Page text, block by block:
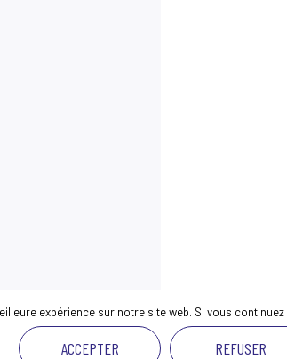
expérience sur notre site web. Si vous
ACCEPTER REFUSER